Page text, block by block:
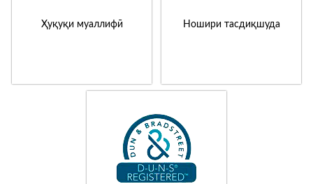
Ҳуқуқи муаллифӣ Ношири тасдиқшуда